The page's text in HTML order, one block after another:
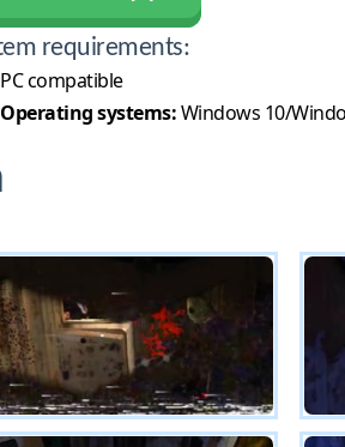
requirements:
PC compatible
Operating systems:Windows 10/